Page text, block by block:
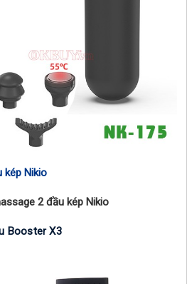
kép Nikio
Booster X3